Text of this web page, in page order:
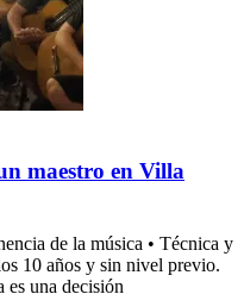
maestro en Villa
de la música • Técnica y
10 años y sin nivel previo.
es una decisión